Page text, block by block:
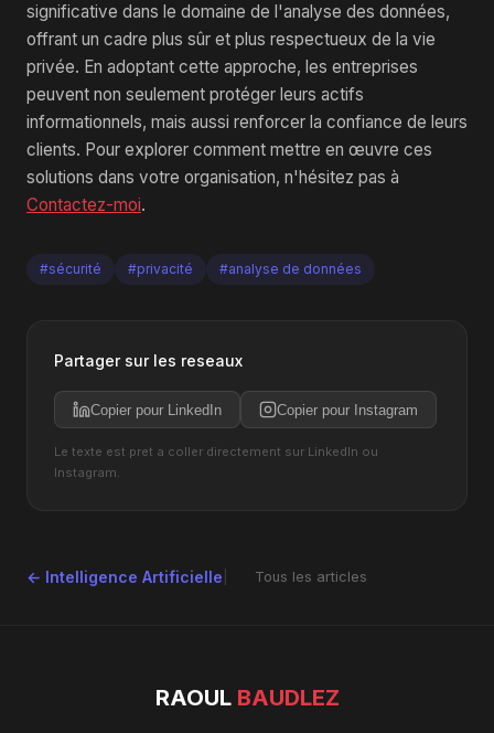
significative dans le domaine de l'analyse des données,
offrant un cadre plus sûr et plus respectueux de la vie
privée. En adoptant cette approche, les entreprises
peuvent non seulement protéger leurs actifs
informationnels, mais aussi renforcer la confiance de leurs
clients. Pour explorer comment mettre en œuvre ces
solutions dans votre organisation, n'hésitez pas à
Contactez-moi.
#sécurité #privacité #analyse de données
Partager sur les reseaux
Copier pour LinkedIn Copier pour Instagram
Le texte est pret a coller directement sur LinkedIn ou
Instagram.
← Intelligence Artificielle Tous les articles
RAOUL BAUDLEZ